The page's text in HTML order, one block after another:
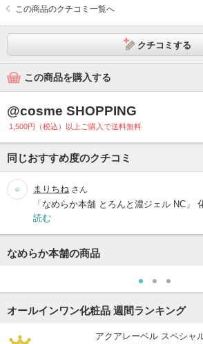
この商品のクチコミ一覧へ
クチコミする
この商品を購入する
@cosme SHOPPING
1,500円（税込）以上ご購入で送料無料
同じおすすめ度のクチコミ
まりちね さん
「なめらか本舗 とろんと濃ジェル NC」
読む
なめらか本舗の商品
オールインワン化粧品 週間ランキング
アクアレーベル スペシャ